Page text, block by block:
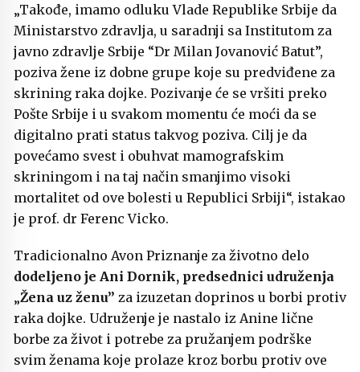
„Takođe, imamo odluku Vlade Republike Srbije da
Ministarstvo zdravlja, u saradnji sa Institutom za
javno zdravlje Srbije “Dr Milan Jovanović Batut”,
poziva žene iz dobne grupe koje su predviđene za
skrining raka dojke. Pozivanje će se vršiti preko
Pošte Srbije i u svakom momentu će moći da se
digitalno prati status takvog poziva. Cilj je da
povećamo svest i obuhvat mamografskim
skriningom i na taj način smanjimo visoki
mortalitet od ove bolesti u Republici Srbiji“, istakao
je prof. dr Ferenc Vicko.
Tradicionalno Avon Priznanje za životno delo
dodeljeno je Ani Dornik, predsednici udruženja
„Žena uz ženu” za izuzetan doprinos u borbi protiv
raka dojke. Udruženje je nastalo iz Anine lične
borbe za život i potrebe za pružanjem podrške
svim ženama koje prolaze kroz borbu protiv ove